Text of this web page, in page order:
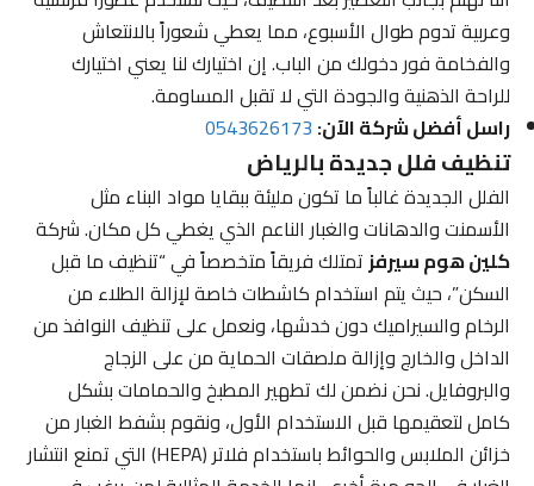
وعربية تدوم طوال الأسبوع، مما يعطي شعوراً بالانتعاش
والفخامة فور دخولك من الباب. إن اختيارك لنا يعني اختيارك
للراحة الذهنية والجودة التي لا تقبل المساومة.
راسل أفضل شركة الآن:0543626173
تنظيف فلل جديدة بالرياض
الفلل الجديدة غالباً ما تكون مليئة ببقايا مواد البناء مثل
الأسمنت والدهانات والغبار الناعم الذي يغطي كل مكان. شركة
كلين هوم سيرفزتمتلك فريقاً متخصصاً في “تنظيف ما قبل
السكن”، حيث يتم استخدام كاشطات خاصة لإزالة الطلاء من
الرخام والسيراميك دون خدشها، ونعمل على تنظيف النوافذ من
الداخل والخارج وإزالة ملصقات الحماية من على الزجاج
والبروفايل. نحن نضمن لك تطهير المطبخ والحمامات بشكل
كامل لتعقيمها قبل الاستخدام الأول، ونقوم بشفط الغبار من
خزائن الملابس والحوائط باستخدام فلاتر (HEPA) التي تمنع انتشار